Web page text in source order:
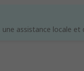
assistance locale et